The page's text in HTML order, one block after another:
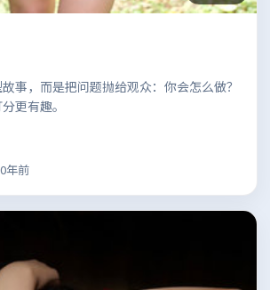
事，而是把问题抛给观众：你会怎么做？
更有趣。
年前